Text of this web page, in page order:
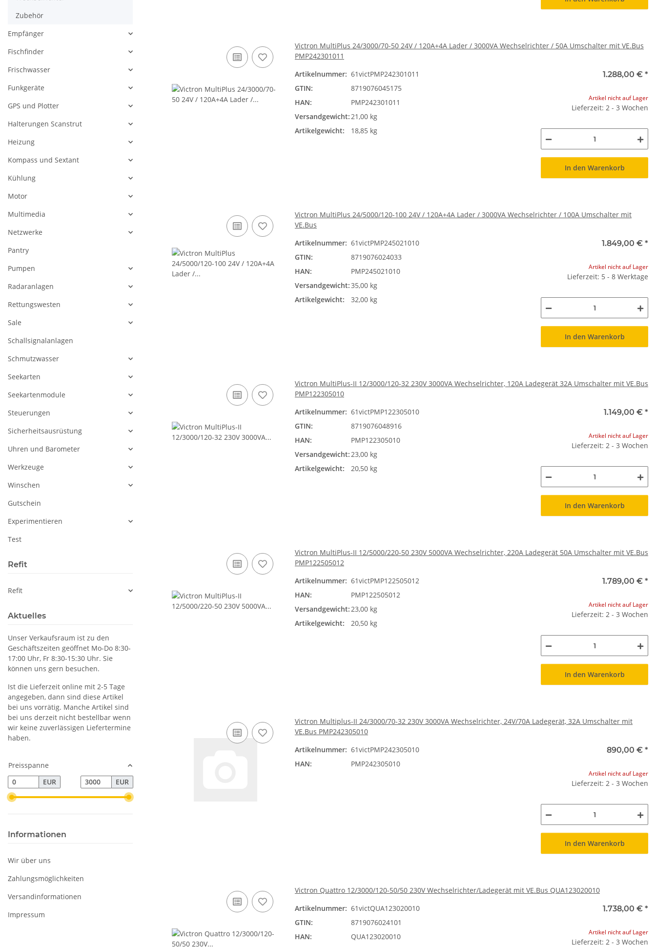
Victron MultiPlus 24/3000/70-50 24V / 120A+4A Lader / 3000VA Wechselrichter / 50A Umschalter mit VE.Bus
PMP242301011
Artikelnummer: 61victPMP242301011
GTIN:
8719076045175
HAN:
PMP242301011
Versandgewicht:21,00 kg
Artikelgewicht:
18,85 kg
1.288,00 € *
Artikel nicht auf Lager
Lieferzeit: 2 - 3 Wochen
In den Warenkorb
Victron MultiPlus 24/5000/120-100 24V / 120A+4A Lader / 3000VA Wechselrichter / 100A Umschalter mit
VE.Bus
Artikelnummer: 61victPMP245021010
GTIN:
8719076024033
HAN:
PMP245021010
Versandgewicht:35,00 kg
Artikelgewicht:
32,00 kg
1.849,00 € *
Artikel nicht auf Lager
Lieferzeit: 5 - 8 Werktage
In den Warenkorb
Victron MultiPlus-II 12/3000/120-32 230V 3000VA Wechselrichter, 120A Ladegerät 32A Umschalter mit VE.Bus
PMP122305010
Artikelnummer: 61victPMP122305010
GTIN:
8719076048916
HAN:
PMP122305010
Versandgewicht:23,00 kg
Artikelgewicht:
20,50 kg
1.149,00 € *
Artikel nicht auf Lager
Lieferzeit: 2 - 3 Wochen
In den Warenkorb
Victron MultiPlus-II 12/5000/220-50 230V 5000VA Wechselrichter, 220A Ladegerät 50A Umschalter mit VE.Bus
PMP122505012
Artikelnummer: 61victPMP122505012
HAN:
PMP122505012
Versandgewicht:23,00 kg
Artikelgewicht:
20,50 kg
1.789,00 € *
Artikel nicht auf Lager
Lieferzeit: 2 - 3 Wochen
In den Warenkorb
Victron Multiplus-II 24/3000/70-32 230V 3000VA Wechselrichter, 24V/70A Ladegerät, 32A Umschalter mit
VE.Bus PMP242305010
Artikelnummer: 61victPMP242305010
HAN:
PMP242305010
890,00 € *
Artikel nicht auf Lager
Lieferzeit: 2 - 3 Wochen
In den Warenkorb
Victron Quattro 12/3000/120-50/50 230V Wechselrichter/Ladegerät mit VE.Bus QUA123020010
Artikelnummer: 61victQUA123020010
GTIN:
8719076024101
HAN:
QUA123020010
1.738,00 € *
Artikel nicht auf Lager
Lieferzeit: 2 - 3 Wochen
Zubehör
Empfänger
Fischfinder
Frischwasser
Funkgeräte
GPS und Plotter
Halterungen Scanstrut
Heizung
Kompass und Sextant
Kühlung
Motor
Multimedia
Netzwerke
Pantry
Pumpen
Radaranlagen
Rettungswesten
Sale
Schallsignalanlagen
Schmutzwasser
Seekarten
Seekartenmodule
Steuerungen
Sicherheitsausrüstung
Uhren und Barometer
Werkzeuge
Winschen
Gutschein
Experimentieren
Test
Refit
Refit
Aktuelles
Unser Verkaufsraum ist zu den
Geschäftszeiten geöffnet Mo-Do 8:30-
17:00 Uhr, Fr 8:30-15:30 Uhr. Sie
können uns gern besuchen.
Ist die Lieferzeit online mit 2-5 Tage
angegeben, dann sind diese Artikel
bei uns vorrätig. Manche Artikel sind
bei uns derzeit nicht bestellbar wenn
wir keine zuverlässigen Liefertermine
haben.
Preisspanne
EUR
EUR
Informationen
Wir über uns
Zahlungsmöglichkeiten
Versandinformationen
Impressum